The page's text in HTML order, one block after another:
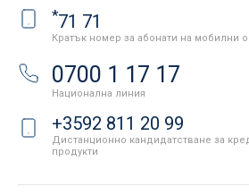
*71 71
Кратък номер за абонати на мобилни
0700 1 17 17
Национална линия
+3592 811 20 99
Дистанционно кандидатстване за
продукти